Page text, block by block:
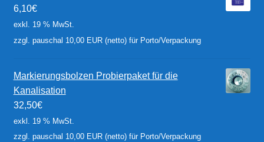
6,10€
exkl. 19 % MwSt.
zzgl. pauschal 10,00 EUR (netto) für Porto/Verpackung
Markierungsbolzen Probierpaket für die
Kanalisation
32,50€
exkl. 19 % MwSt.
zzgl. pauschal 10,00 EUR (netto) für Porto/Verpackung